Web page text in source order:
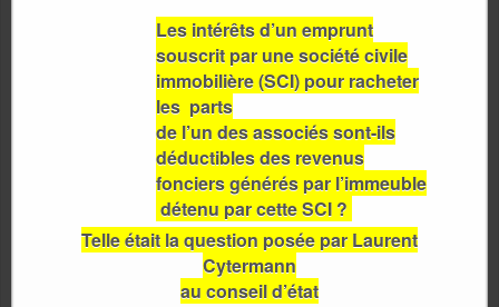
Les intérêts d’un emprunt
souscrit par une société civile
immobilière (SCI) pour racheter
les parts
de l’un des associés sont-ils
déductibles des revenus
fonciers générés par l’immeuble
détenu par cette SCI ?
Telleétait la question posée par Laurent
Cytermann
au conseil d’état